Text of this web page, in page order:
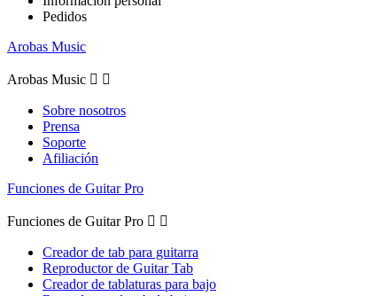
Pedidos
Arobas Music
Arobas Music  
Sobre nosotros
Prensa
Soporte
Afiliación
Funciones de Guitar Pro
Funciones de Guitar Pro  
Creador de tab para guitarra
Reproductor de Guitar Tab
Creador de tablaturas para bajo